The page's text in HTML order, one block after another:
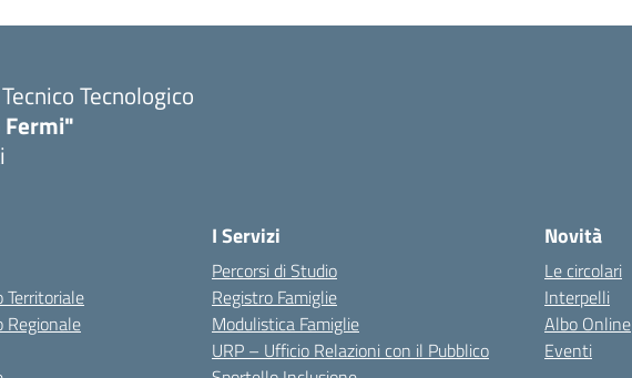
Tecnologico
Territoriale
Regionale
I Servizi
Percorsi di Studio
Registro Famiglie
Modulistica Famiglie
URP – Ufficio Relazioni con il Pubblico
Novità
Le circolari
Interpelli
Albo Online
Eventi